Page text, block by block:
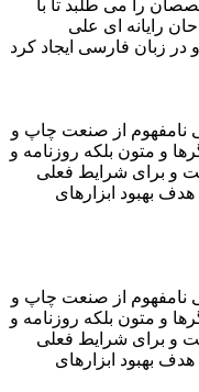
را می طلبد تا با
رایانه ای علی
زبان فارسی ایجاد کرد
نامفهوم از صنعت چاپ و
و متون بلکه روزنامه و
و برای شرایط فعلی
هدف بهبود ابزارهای
نامفهوم از صنعت چاپ و
و متون بلکه روزنامه و
و برای شرایط فعلی
هدف بهبود ابزارهای